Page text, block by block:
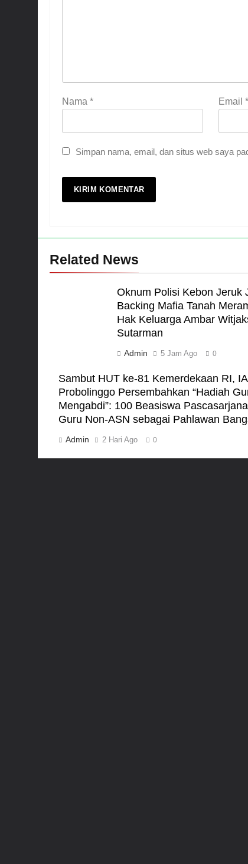
Nama * Email*
Simpan nama, email, dan situs web saya
Related News
Oknum Polisi Kebon Jeruk
Backing Mafia Tanah
Hak Keluarga Ambar
Sutarman
Admin 5 Jam Ago 0
Sambut HUT ke-81 Kemerdekaan RI,
Probolinggo Persembahkan “Hadiah
Mengabdi”: 100 Beasiswa
Guru Non-ASN sebagai Pahlawan
Admin 2 Hari Ago 0